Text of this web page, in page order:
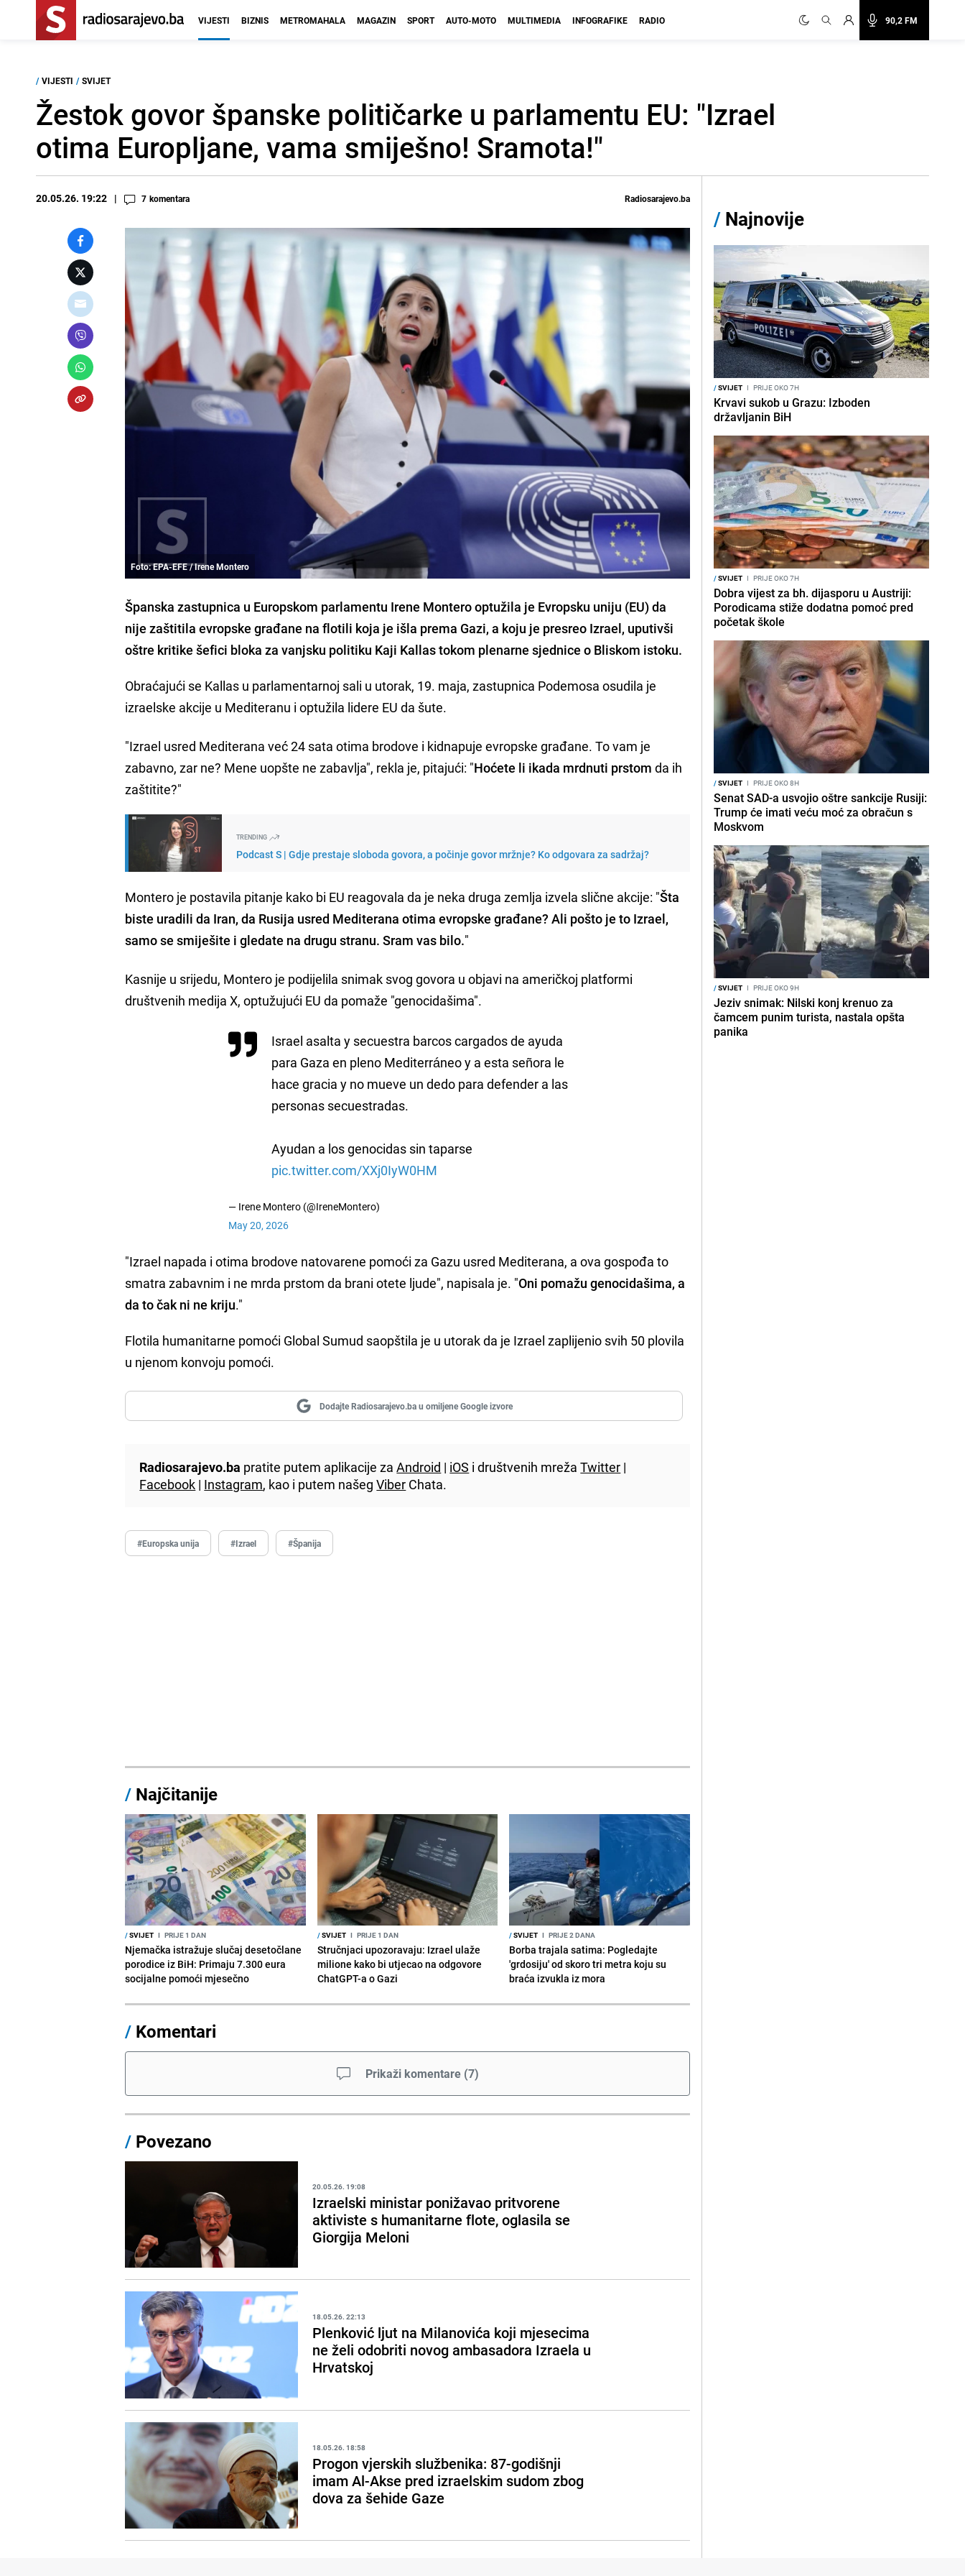
90,2 FM
VIJESTI BIZNIS METROMAHALA MAGAZIN SPORT AUTO-MOTO MULTIMEDIA INFOGRAFIKE RADIO
/ VIJESTI / SVIJET
Žestok govor španske političarke u parlamentu EU: "Izrael
otima Europljane, vama smiješno! Sramota!"
20.05.26. 19:22 7 komentara Radiosarajevo.ba
Foto: EPA-EFE / Irene Montero
Španska zastupnica u Europskom parlamentu Irene Montero optužila je Evropsku uniju (EU) da
nije zaštitila evropske građane na flotili koja je išla prema Gazi, a koju je presreo Izrael, uputivši
oštre kritike šefici bloka za vanjsku politiku Kaji Kallas tokom plenarne sjednice o Bliskom istoku.
Obraćajući se Kallas u parlamentarnoj sali u utorak, 19. maja, zastupnica Podemosa osudila je
izraelske akcije u Mediteranu i optužila lidere EU da šute.
"Izrael usred Mediterana već 24 sata otima brodove i kidnapuje evropske građane. To vam je
zabavno, zar ne? Mene uopšte ne zabavlja", rekla je, pitajući: "Hoćete li ikada mrdnuti prstom da ih
zaštitite?"
TRENDING
Podcast S | Gdje prestaje sloboda govora, a počinje govor mržnje? Ko odgovara za sadržaj?
Montero je postavila pitanje kako bi EU reagovala da je neka druga zemlja izvela slične akcije: "Šta
biste uradili da Iran, da Rusija usred Mediterana otima evropske građane? Ali pošto je to Izrael,
samo se smiješite i gledate na drugu stranu. Sram vas bilo."
Kasnije u srijedu, Montero je podijelila snimak svog govora u objavi na američkoj platformi
društvenih medija X, optužujući EU da pomaže "genocidašima".
Israel asalta y secuestra barcos cargados de ayuda
para Gaza en pleno Mediterráneo y a esta señora le
hace gracia y no mueve un dedo para defender a las
personas secuestradas.
Ayudan a los genocidas sin taparse
pic.twitter.com/XXj0IyW0HM
— Irene Montero (@IreneMontero)
May 20, 2026
"Izrael napada i otima brodove natovarene pomoći za Gazu usred Mediterana, a ova gospođa to
smatra zabavnim i ne mrda prstom da brani otete ljude", napisala je. "Oni pomažu genocidašima, a
da to čak ni ne kriju."
Flotila humanitarne pomoći Global Sumud saopštila je u utorak da je Izrael zaplijenio svih 50 plovila
u njenom konvoju pomoći.
Dodajte Radiosarajevo.ba u omiljene Google izvore
Radiosarajevo.ba pratite putem aplikacije zaAndroid | iOS i društvenih mrežaTwitter |
Facebook | Instagram, kao i putem našegViber Chata.
#Europska unija #Izrael #Španija
/ Najčitanije
/SVIJET I PRIJE 1 DAN
Njemačka istražuje slučaj desetočlane
porodice iz BiH: Primaju 7.300 eura
socijalne pomoći mjesečno
/SVIJET I PRIJE 1 DAN
Stručnjaci upozoravaju: Izrael ulaže
milione kako bi utjecao na odgovore
ChatGPT-a o Gazi
/SVIJET I PRIJE 2 DANA
Borba trajala satima: Pogledajte
'grdosiju' od skoro tri metra koju su
braća izvukla iz mora
/ Komentari
Prikaži komentare (7)
/ Povezano
20.05.26. 19:08
Izraelski ministar ponižavao pritvorene
aktiviste s humanitarne flote, oglasila se
Giorgija Meloni
18.05.26. 22:13
Plenković ljut na Milanovića koji mjesecima
ne želi odobriti novog ambasadora Izraela u
Hrvatskoj
18.05.26. 18:58
Progon vjerskih službenika: 87-godišnji
imam Al-Akse pred izraelskim sudom zbog
dova za šehide Gaze
/ Najnovije
/SVIJET I PRIJE OKO 7H
Krvavi sukob u Grazu: Izboden
državljanin BiH
/SVIJET I PRIJE OKO 7H
Dobra vijest za bh. dijasporu u Austriji:
Porodicama stiže dodatna pomoć pred
početak škole
/SVIJET I PRIJE OKO 8H
Senat SAD-a usvojio oštre sankcije Rusiji:
Trump će imati veću moć za obračun s
Moskvom
/SVIJET I PRIJE OKO 9H
Jeziv snimak: Nilski konj krenuo za
čamcem punim turista, nastala opšta
panika